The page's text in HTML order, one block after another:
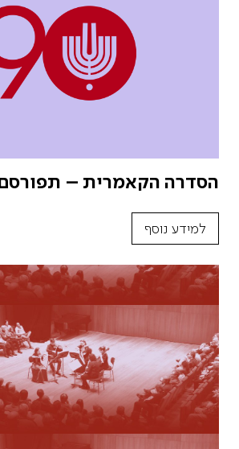
הסדרה הקאמרית –
למידע נוסף